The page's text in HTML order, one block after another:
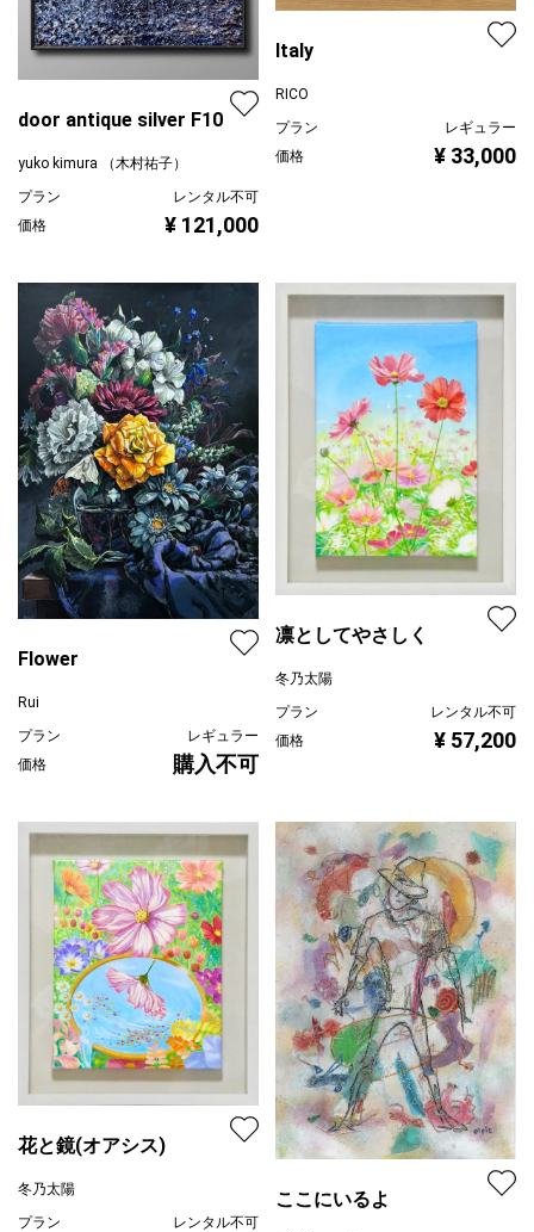
door antique silver F10
yuko kimura （木村祐子）
プラン
レンタル不可
価格
¥ 121,000
Italy
RICO
プラン
レギュラー
価格
¥ 33,000
Flower
Rui
プラン
レギュラー
価格
購入不可
凛としてやさしく
冬乃太陽
プラン
レンタル不可
価格
¥ 57,200
花と鏡(オアシス)
冬乃太陽
プラン
レンタル不可
ここにいるよ